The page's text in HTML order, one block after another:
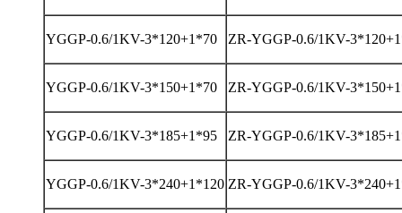
YGGP-0.6/1KV-3*120+1*70 ZR-YGGP-0.6/1KV-
YGGP-0.6/1KV-3*150+1*70 ZR-YGGP-0.6/1KV-
YGGP-0.6/1KV-3*185+1*95 ZR-YGGP-0.6/1KV-
YGGP-0.6/1KV-3*240+1*120 ZR-YGGP-0.6/1KV-